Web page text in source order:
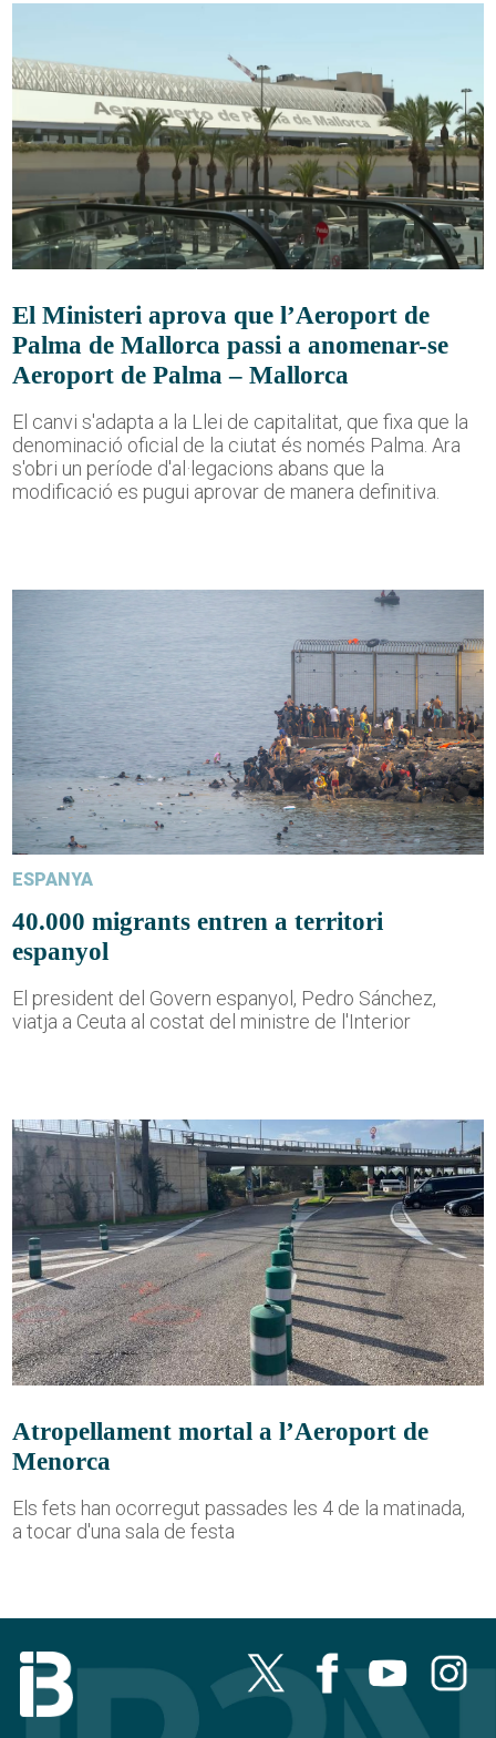
El Ministeri aprova que l’Aeroport de
Palma de Mallorca passi a anomenar-se
Aeroport de Palma – Mallorca
El canvi s'adapta a la Llei de capitalitat, que fixa que la
denominació oficial de la ciutat és només Palma. Ara
s'obri un període d'al·legacions abans que la
modificació es pugui aprovar de manera definitiva.
ESPANYA
40.000 migrants entren a territori
espanyol
El president del Govern espanyol, Pedro Sánchez,
viatja a Ceuta al costat del ministre de l'Interior
Atropellament mortal a l’Aeroport de
Menorca
Els fets han ocorregut passades les 4 de la matinada,
a tocar d'una sala de festa